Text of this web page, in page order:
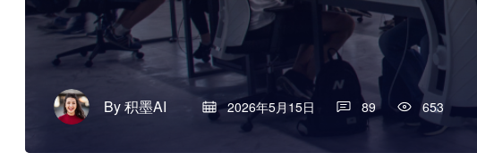
By积墨AI 2026年5月15日 89 653